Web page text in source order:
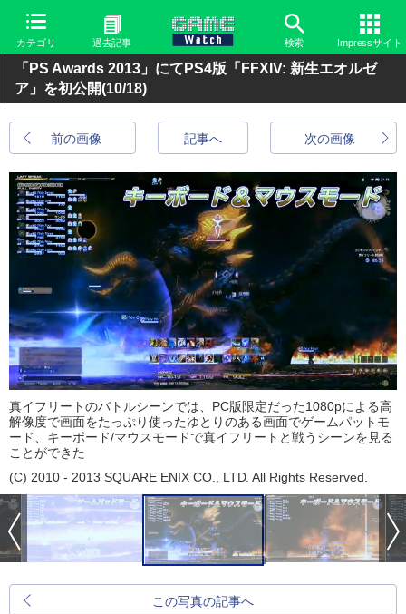
カテゴリ 過去記事 検索 Impressサイト
「PS Awards 2013」にてPS4版「FFXIV: 新生エオルゼ
ア」を初公開(10/18)
前の画像 次の画像
記事へ
真イフリートのバトルシーンでは、PC版限定だった1080pによる高
解像度で画面をたっぷり使ったゆとりのある画面でゲームパットモ
ード、キーボード/マウスモードで真イフリートと戦うシーンを見る
ことができた
(C) 2010 - 2013 SQUARE ENIX CO., LTD. All Rights Reserved.
この写真の記事へ